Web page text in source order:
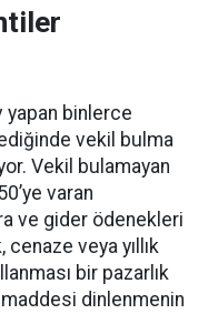
yapan binlerce
vekil bulma
Vekil bulamayan
varan
ve gider ödenekleri
cenaze veya yıllık
bir pazarlık
maddesi dinlenmenin